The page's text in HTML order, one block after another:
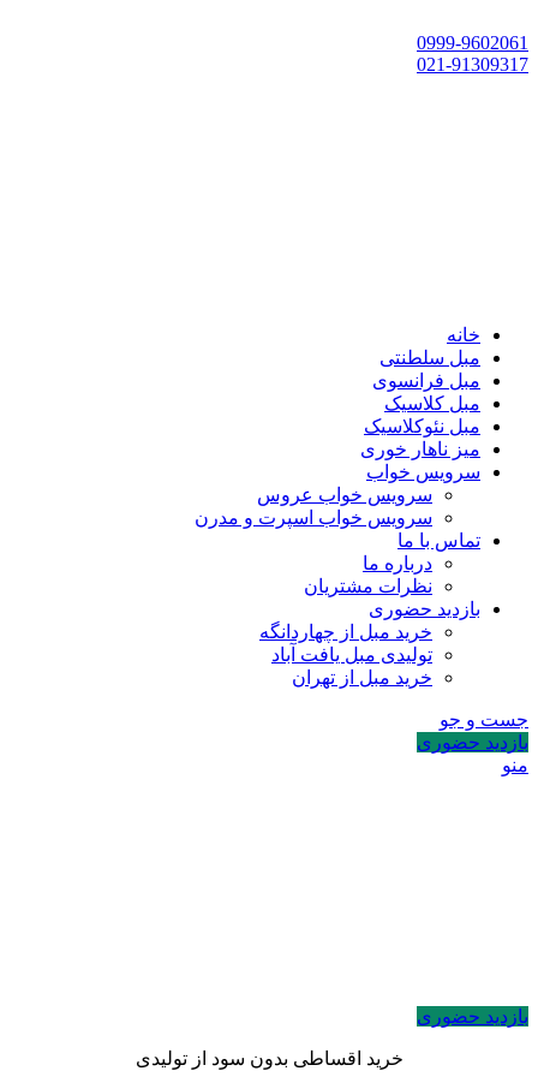
0999-9602061
021-91309317
خانه
مبل سلطنتی
مبل فرانسوی
مبل کلاسیک
مبل نئوکلاسیک
میز ناهار خوری
سرویس خواب
سرویس خواب عروس
سرویس خواب اسپرت و مدرن
تماس با ما
درباره ما
نظرات مشتریان
بازدید حضوری
خرید مبل از چهاردانگه
تولیدی مبل یافت آباد
خرید مبل از تهران
جست و جو
بازدید حضوری
منو
بازدید حضوری
خرید اقساطی بدون سود از تولیدی